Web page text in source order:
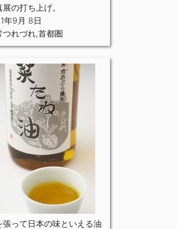
展の打ち上げ。
年9月 8日
つれづれ,首都圏
張って日本の味といえる油